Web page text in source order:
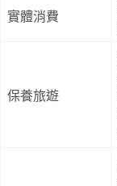
實體消費
保養旅遊